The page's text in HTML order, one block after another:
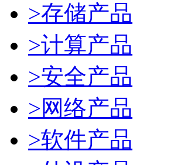
>存储产品
>计算产品
>安全产品
>网络产品
>软件产品